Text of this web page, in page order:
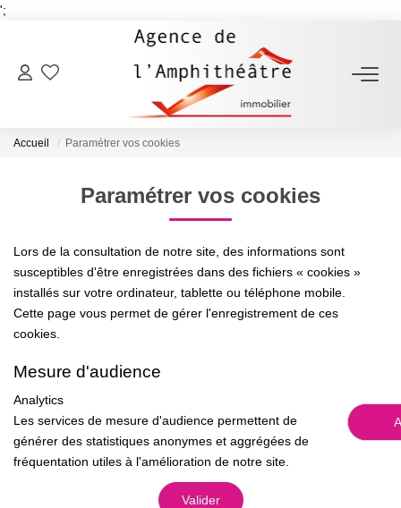
';
ACHETER
ESTIMER
FAIRE GÉRER
NOTRE AGENCE
Qui Sommes-Nous
Nous Rejoindre
Nos Actualités
Accueil Paramétrer vos cookies
Paramétrer vos cookies
Lors de la consultation de notre site, des informations sont
susceptibles d'être enregistrées dans des fichiers « cookies »
installés sur votre ordinateur, tablette ou téléphone mobile.
Cette page vous permet de gérer l'enregistrement de ces
cookies.
Mesure d'audience
Analytics
Les services de mesure d'audience permettent de
générer des statistiques anonymes et aggrégées de
fréquentation utiles à l'amélioration de notre site.
Valider